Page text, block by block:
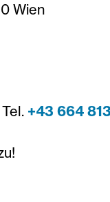
Wien
+43 664